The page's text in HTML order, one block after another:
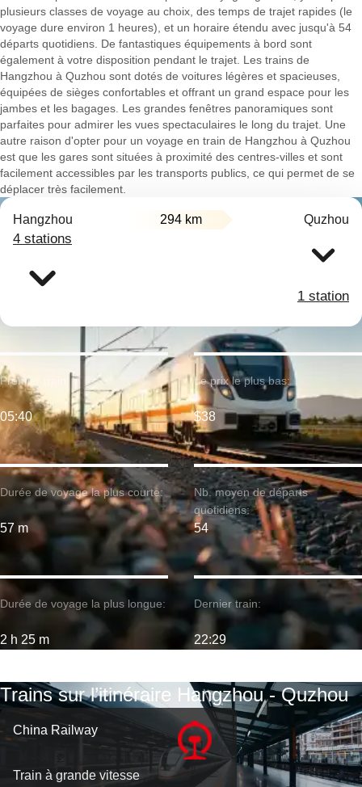
plusieurs classes de voyage au choix, des temps de trajet rapides (le
voyage dure environ 1 heures), et un horaire étendu avec jusqu'à 54
départs quotidiens. De fantastiques équipements à bord sont
également à votre disposition pendant le trajet. Les trains de
Hangzhou à Quzhou sont dotés de voitures légères et spacieuses,
équipées de sièges confortables et offrant un grand espace pour les
jambes et les bagages. Les grandes fenêtres panoramiques sont
parfaites pour admirer les vues spectaculaires le long du trajet. Une
autre raison d'opter pour un voyage en train de Hangzhou à Quzhou
est que les gares sont situées à proximité des centres-villes et sont
facilement accessibles par les transports publics, ce qui permet de se
déplacer très facilement.
Hangzhou 294 km Quzhou
4 stations
1 station
Durée de voyage la plus courte:
57 m
Premier train:
05:40
Durée de voyage la plus longue:
2 h 25 m
Le prix le plus bas:
$38
Nb. moyen de départs
quotidiens:
54
Dernier train:
22:29
Trains sur l’itinéraire Hangzhou - Quzhou
China Railway
Train à grande vitesse